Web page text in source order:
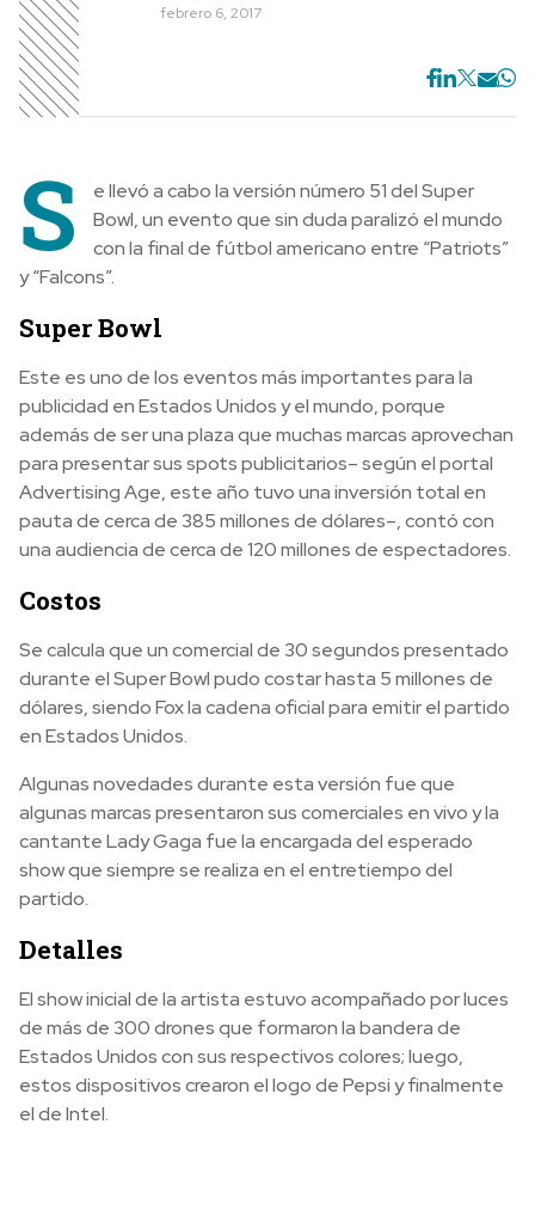
febrero 6, 2017
S
e llevó a cabo la versión número 51 del Super
Bowl, un evento que sin duda paralizó el mundo
con la final de fútbol americano entre “Patriots”
y “Falcons”.
Super Bowl
Este es uno de los eventos más importantes para la
publicidad en Estados Unidos y el mundo, porque
además de ser una plaza que muchas marcas aprovechan
para presentar sus spots publicitarios– según el portal
Advertising Age, este año tuvo una inversión total en
pauta de cerca de 385 millones de dólares–, contó con
una audiencia de cerca de 120 millones de espectadores.
Costos
Se calcula que un comercial de 30 segundos presentado
durante el Super Bowl pudo costar hasta 5 millones de
dólares, siendo Fox la cadena oficial para emitir el partido
en Estados Unidos.
Algunas novedades durante esta versión fue que
algunas marcas presentaron sus comerciales en vivo y la
cantante Lady Gaga fue la encargada del esperado
show que siempre se realiza en el entretiempo del
partido.
Detalles
El show inicial de la artista estuvo acompañado por luces
de más de 300 drones que formaron la bandera de
Estados Unidos con sus respectivos colores; luego,
estos dispositivos crearon el logo de Pepsi y finalmente
el de Intel.